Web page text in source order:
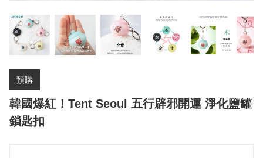
預購
韓國爆紅！Tent Seoul 五行辟邪開運 淨化鹽罐
鎖匙扣